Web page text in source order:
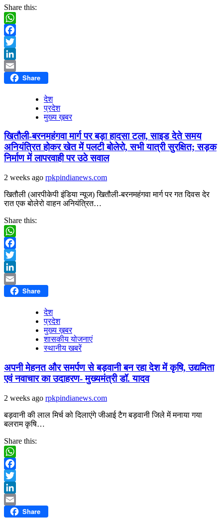
Share this:
WhatsApp
Facebook
Twitter
LinkedIn
Email Share
देश
प्रदेश
मुख्य ख़बर
खितौली-बरनमहंगवा मार्ग पर बड़ा हादसा टला, साइड देते समय
अनियंत्रित होकर खेत में पलटी बोलेरो, सभी यात्री सुरक्षित; सड़क
निर्माण में लापरवाही पर उठे सवाल
2 weeks ago rpkpindianews.com
खितौली (आरपीकेपी इंडिया न्यूज) खितौली-बरनमहंगवा मार्ग पर गत दिवस देर
रात एक बोलेरो वाहन अनियंत्रित…
Share this:
WhatsApp
Facebook
Twitter
LinkedIn
Email Share
देश
प्रदेश
मुख्य ख़बर
शासकीय योजनाएं
स्थानीय खबरें
अपनी मेहनत और समर्पण से बड़वानी बन रहा देश में कृषि, उद्यमिता
एवं नवाचार का उदाहरण- मुख्यमंत्री डॉ. यादव
2 weeks ago rpkpindianews.com
बड़वानी की लाल मिर्च को दिलाएंगे जीआई टैग बड़वानी जिले में मनाया गया
बलराम कृषि…
Share this:
WhatsApp
Facebook
Twitter
LinkedIn
Email Share